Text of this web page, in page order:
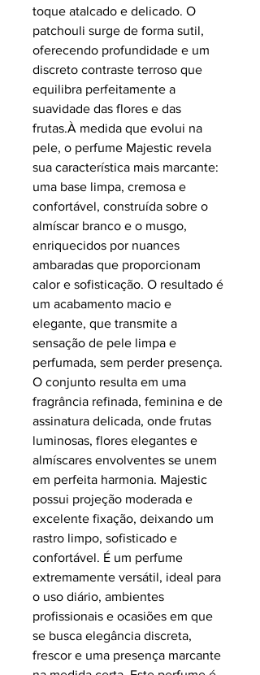
toque atalcado e delicado. O
patchouli surge de forma sutil,
oferecendo profundidade e um
discreto contraste terroso que
equilibra perfeitamente a
suavidade das flores e das
frutas.À medida que evolui na
pele, o perfume Majestic revela
sua característica mais marcante:
uma base limpa, cremosa e
confortável, construída sobre o
almíscar branco e o musgo,
enriquecidos por nuances
ambaradas que proporcionam
calor e sofisticação. O resultado é
um acabamento macio e
elegante, que transmite a
sensação de pele limpa e
perfumada, sem perder presença.
O conjunto resulta em uma
fragrância refinada, feminina e de
assinatura delicada, onde frutas
luminosas, flores elegantes e
almíscares envolventes se unem
em perfeita harmonia. Majestic
possui projeção moderada e
excelente fixação, deixando um
rastro limpo, sofisticado e
confortável. É um perfume
extremamente versátil, ideal para
o uso diário, ambientes
profissionais e ocasiões em que
se busca elegância discreta,
frescor e uma presença marcante